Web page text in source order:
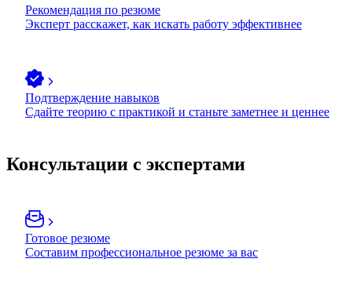
Рекомендация по резюме
Эксперт расскажет, как искать работу эффективнее
Подтверждение навыков
Сдайте теорию с практикой и станьте заметнее и ценнее
Консультации с экспертами
Готовое резюме
Составим профессиональное резюме за вас